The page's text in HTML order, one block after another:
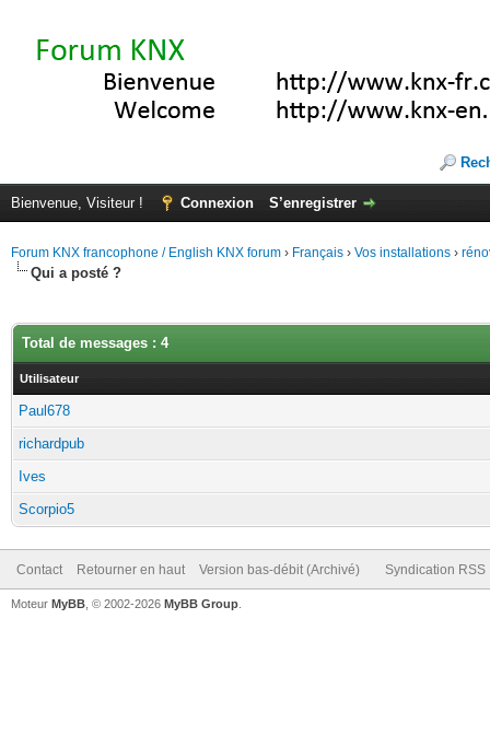
Bienvenue, Visiteur ! Connexion S’enregistrer
Forum KNX francophone / English KNX forum › Français › Vos installations ›
Qui a posté ?
Total de messages : 4
Utilisateur
Paul678
richardpub
Ives
Scorpio5
Contact Retourner en haut Version bas-débit (Archivé) Syndication RSS
Moteur MyBB , © 2002-2026 MyBB Group